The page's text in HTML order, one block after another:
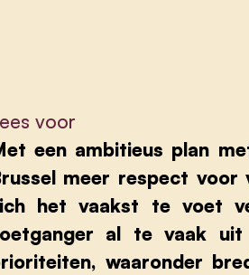
voor
een ambitieus plan
meer respect voor
het vaakst te voet
al te vaak
waaronder